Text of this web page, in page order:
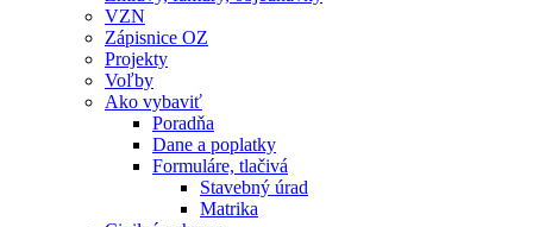
VZN
Zápisnice OZ
Projekty
Voľby
Ako vybaviť
Poradňa
Dane a poplatky
Formuláre, tlačivá
Stavebný úrad
Matrika